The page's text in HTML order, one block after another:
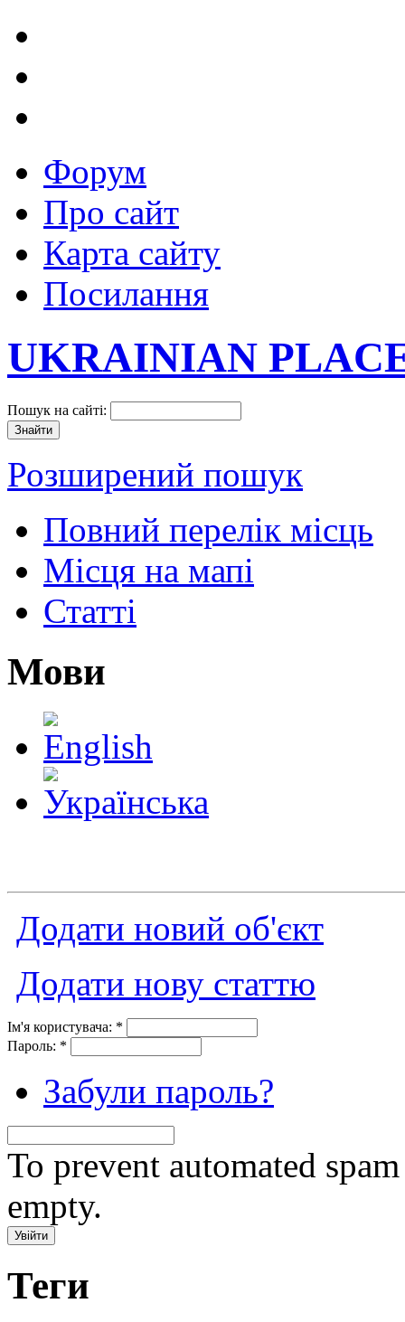
Форум
Про сайт
Карта сайту
Посилання
UKRAINIAN
Пошук на сайті:
Розширений пошук
Повний перелік місць
Місця на мапі
Статті
Мови
Додати новий об'єкт
Додати нову статтю
Ім'я користувача: *
Пароль: *
Забули пароль?
To prevent automated
empty.
Теги